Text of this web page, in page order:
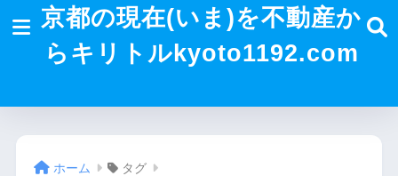
京都の現在(いま)を不動産か
らキリトルkyoto1192.com
ホーム タグ